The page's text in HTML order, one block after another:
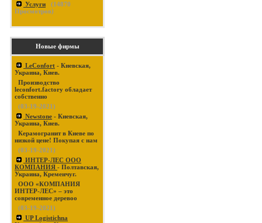
Услуги (14870
Просмотров)
Новые фирмы
LeConfort - Киевская,
Украина, Киев.
Производство
leconfort.factory обладает
собственно
(03-19-2021)
Newstone - Киевская,
Украина, Киев.
Керамогранит в Киеве по
низкой цене! Покупая с нам
(03-19-2021)
ИНТЕР-ЛЕС ООО
КОМПАНИЯ - Полтавская,
Украина, Кременчуг.
ООО «КОМПАНИЯ
ИНТЕР-ЛЕС» – это
современное деревоо
(03-19-2021)
UP Logistichna